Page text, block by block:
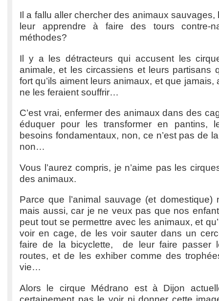
Il a fallu aller chercher des animaux sauvages,
leur apprendre à faire des tours contre-
méthodes?
Il y a les détracteurs qui accusent les
animale, et les circassiens et leurs partisans
fort qu’ils aiment leurs animaux, et que jamais,
ne les feraient souffrir…
C’est vrai, enfermer des animaux dans des
éduquer pour les transformer en pantins,
besoins fondamentaux, non, ce n’est pas de
non…
Vous l’aurez compris, je n’aime pas les
des animaux.
Parce que l’animal sauvage (et domestique)
mais aussi, car je ne veux pas que nos
peut tout se permettre avec les animaux, et
voir en cage, de les voir sauter dans un
faire de la bicyclette, de leur faire passer
routes, et de les exhiber comme des
vie…
Alors le cirque Médrano est à Dijon